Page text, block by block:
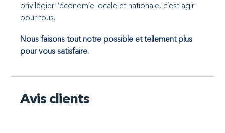
privilégier l’économie locale et nationale, c’est agir
pour tous.
Nous faisons tout notre possible et tellement plus
pour vous satisfaire.
Avis clients